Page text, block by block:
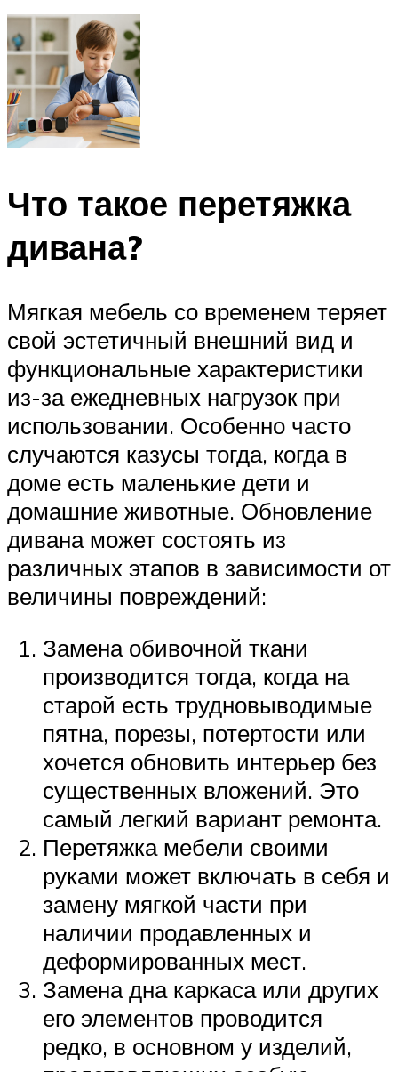
Что такое перетяжка
дивана?
Мягкая мебель со временем теряет
свой эстетичный внешний вид и
функциональные характеристики
из-за ежедневных нагрузок при
использовании. Особенно часто
случаются казусы тогда, когда в
доме есть маленькие дети и
домашние животные. Обновление
дивана может состоять из
различных этапов в зависимости от
величины повреждений:
Замена обивочной ткани
производится тогда, когда на
старой есть трудновыводимые
пятна, порезы, потертости или
хочется обновить интерьер без
существенных вложений. Это
самый легкий вариант ремонта.
Перетяжка мебели своими
руками может включать в себя и
замену мягкой части при
наличии продавленных и
деформированных мест.
Замена дна каркаса или других
его элементов проводится
редко, в основном у изделий,